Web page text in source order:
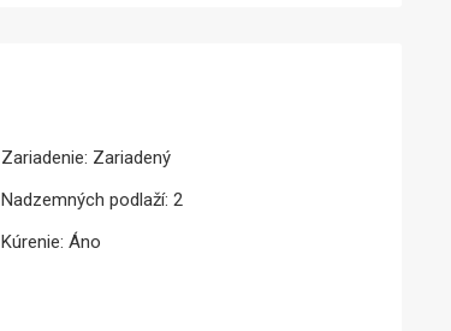
Zariadenie: Zariadený
Nadzemných podlaží: 2
Kúrenie: Áno